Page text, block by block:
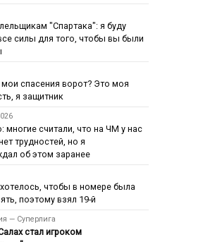
"Спартака": я буду
силы для того, чтобы вы были
спасения ворот? Это моя
я защитник
многие считали, что на ЧМ у нас
трудностей, но я
об этом заранее
чтобы в номере была
поэтому взял 19-й
— Суперлига
стал игроком